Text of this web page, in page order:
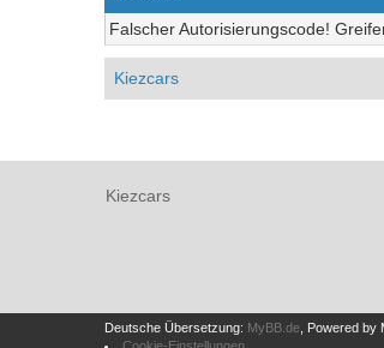
Falscher Autorisierungscode!
Kiezcars
Kiezcars
Deutsche Übersetzung: MyBB.de , Powered by